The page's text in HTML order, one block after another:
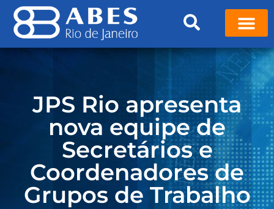
JPS Rio apresenta
nova equipe de
Secretários e
Coordenadores de
Grupos de Trabalho